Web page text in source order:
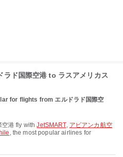
ド国際空港 to ラスアメリカス
for flights from エルドラド国際空
空港 fly withJetSMART, アビアンカ航空
, the most popular airlines for